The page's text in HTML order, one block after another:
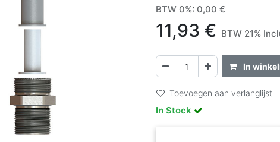
BTW 0%: 0,00 €
11,93 € BTW 21%
In
Toevoegen aan verlanglijst
In Stock